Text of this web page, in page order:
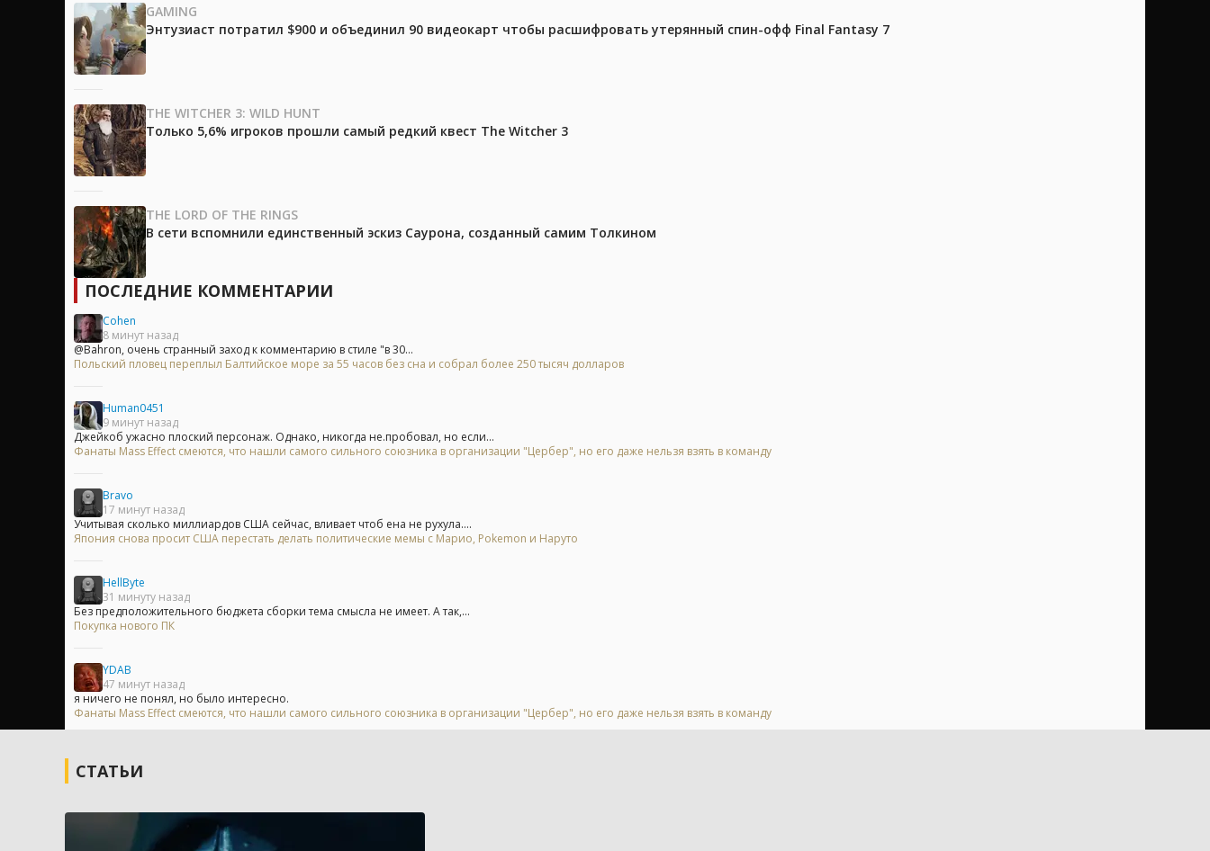
GAMING
Энтузиаст потратил $900 и объединил 90 видеокарт чтобы расшифровать утерянный спин-офф Final Fantasy 7
THE WITCHER 3: WILD HUNT
Только 5,6% игроков прошли самый редкий квест The Witcher 3
THE LORD OF THE RINGS
В сети вспомнили единственный эскиз Саурона, созданный самим Толкином
ПОСЛЕДНИЕ КОММЕНТАРИИ
Cohen
8 минут назад
@Bahron, очень странный заход к комментарию в стиле "в 30...
Польский пловец переплыл Балтийское море за 55 часов без сна и собрал более 250 тысяч долларов
Human0451
9 минут назад
Джейкоб ужасно плоский персонаж. Однако, никогда не.пробовал, но если...
Фанаты Mass Effect смеются, что нашли самого сильного союзника в организации "Цербер", но его даже нельзя взять в команду
Bravo
17 минут назад
Учитывая сколько миллиардов США сейчас, вливает чтоб ена не рухула....
Япония снова просит США перестать делать политические мемы с Марио, Pokemon и Наруто
HellByte
31 минуту назад
Без предположительного бюджета сборки тема смысла не имеет. А так,...
Покупка нового ПК
YDAB
47 минут назад
я ничего не понял, но было интересно.
Фанаты Mass Effect смеются, что нашли самого сильного союзника в организации "Цербер", но его даже нельзя взять в команду
СТАТЬИ